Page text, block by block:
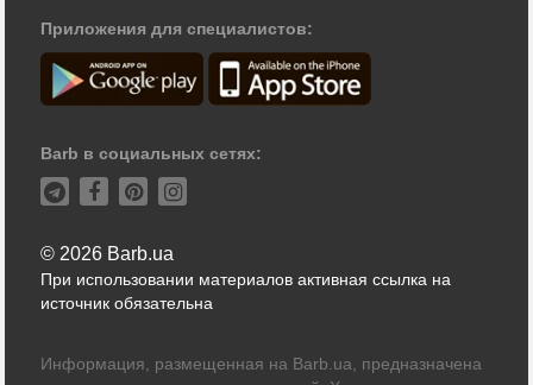
Приложения для специалистов:
Barb в социальных сетях:
© 2026 Barb.ua
При использовании материалов активная ссылка на
источник обязательна
Информация, размещенная на Barb.ua, предназначена